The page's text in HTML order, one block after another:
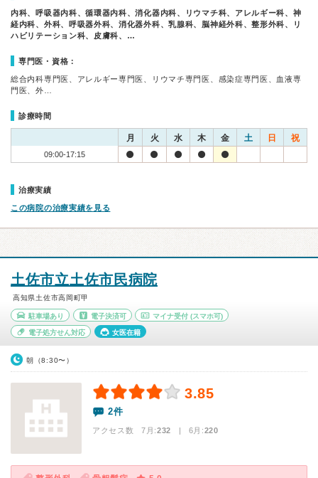
内科、呼吸器内科、循環器内科、消化器内科、リウマチ科、アレルギー科、神
経内科、外科、呼吸器外科、消化器外科、乳腺科、脳神経外科、整形外科、リ
ハビリテーション科、皮膚科、…
専門医・資格：
総合内科専門医、アレルギー専門医、リウマチ専門医、感染症専門医、血液専
門医、外…
診療時間
月 火 水 木 金 土 日 祝
09:00-17:15
治療実績
この病院の治療実績を見る
土佐市立土佐市民病院
高知県土佐市高岡町甲
駐車場あり 電子決済可 マイナ受付 (スマホ可)
電子処方せん対応 女医在籍
朝（8:30〜）
3.85
2件
アクセス数 7月:232 | 6月:220